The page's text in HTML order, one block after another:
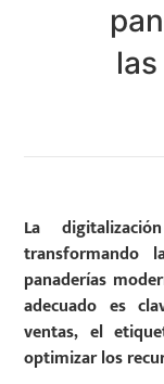
La
transformando
panaderías
adecuado es
ventas, el
optimizar los